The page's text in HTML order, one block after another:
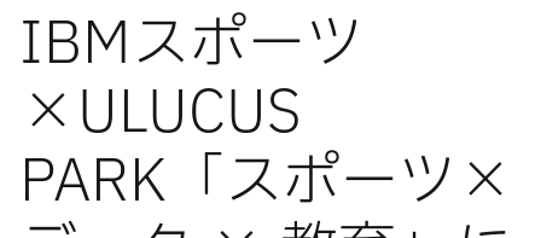
IBMスポーツ
×ULUCUS
PARK「スポーツ×